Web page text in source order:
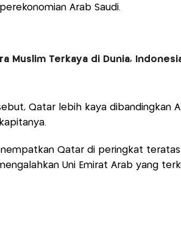
Arab Saudi.
Muslim Terkaya di Dunia,
Qatar lebih kaya dibandingkan
Qatar di peringkat
Uni Emirat Arab yang